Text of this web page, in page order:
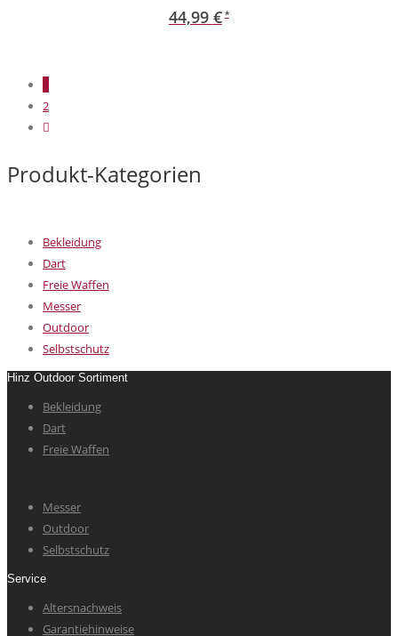
mini,
feststehender
44,99 €
2
Produkt-Kategorien
Bekleidung
Dart
Freie Waffen
Messer
Outdoor
Selbstschutz
Hinz Outdoor Sortiment
Bekleidung
Dart
Freie Waffen
Messer
Outdoor
Selbstschutz
Service
Altersnachweis
Garantiehinweise